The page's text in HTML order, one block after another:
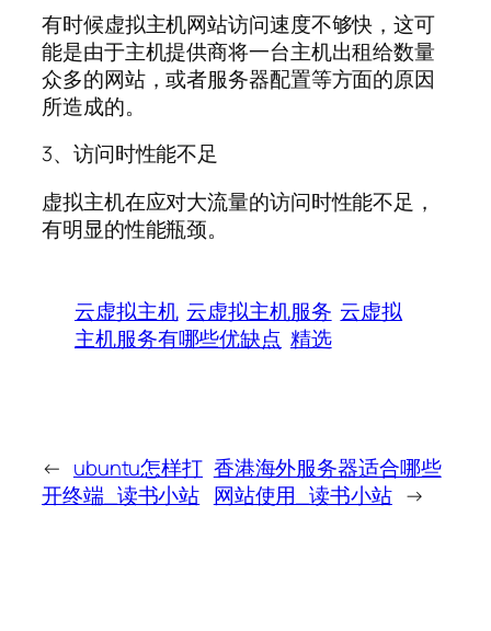
有时候虚拟主机网站访问速度不够快，这可
能是由于主机提供商将一台主机出租给数量
众多的网站，或者服务器配置等方面的原因
所造成的。
3、访问时性能不足
虚拟主机在应对大流量的访问时性能不足，
有明显的性能瓶颈。
云虚拟主机 云虚拟主机服务 云虚拟
主机服务有哪些优缺点 精选
← ubuntu怎样打
开终端_读书小站
香港海外服务器适合哪些
网站使用_读书小站 →